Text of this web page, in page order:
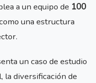
a un equipo de 100
una estructura
un caso de estudio
la diversificación de